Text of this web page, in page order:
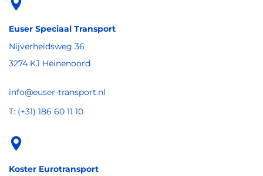
Euser Speciaal Transport
Nijverheidsweg 36
3274 KJ Heinenoord
info@euser-transport.nl
T: (+31) 186 60 11 10
Koster Eurotransport